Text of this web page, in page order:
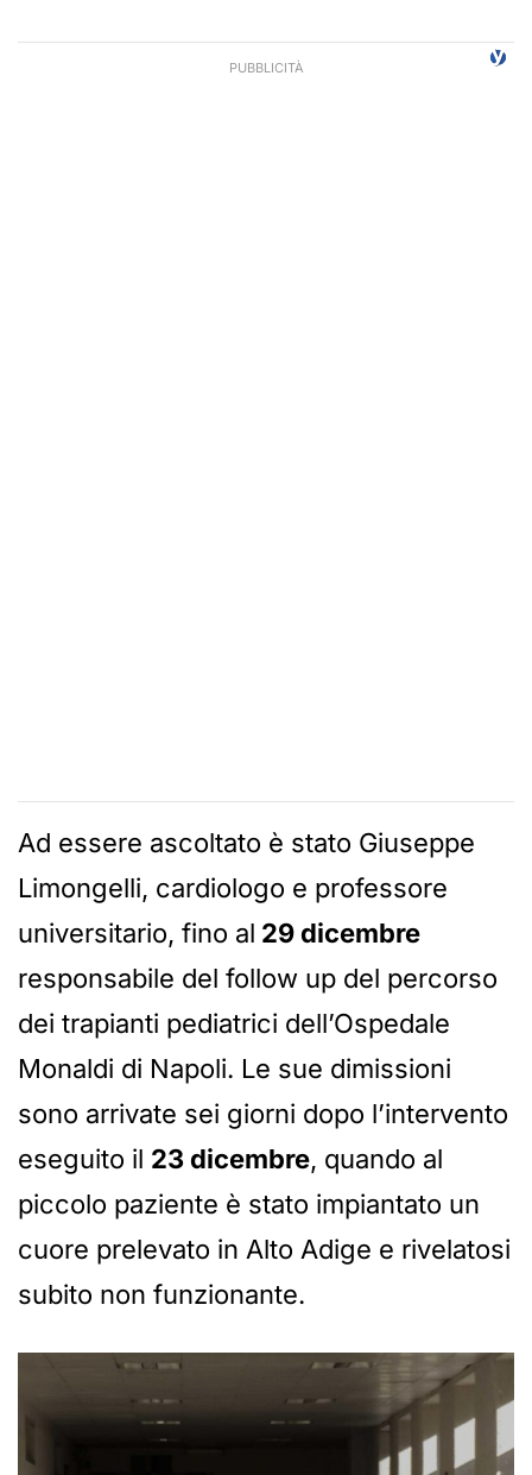
Ad essere ascoltato è stato Giuseppe
Limongelli, cardiologo e professore
universitario, fino al 29 dicembre
responsabile del follow up del percorso
dei trapianti pediatrici dell’Ospedale
Monaldi di Napoli. Le sue dimissioni
sono arrivate sei giorni dopo l’intervento
eseguito il 23 dicembre, quando al
piccolo paziente è stato impiantato un
cuore prelevato in Alto Adige e rivelatosi
subito non funzionante.